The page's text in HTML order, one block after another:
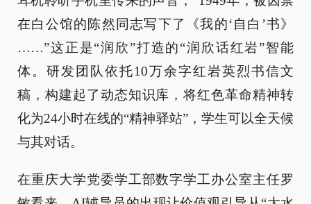
在白公馆的陈然同志写下了《我的‘自白’书》
……”这正是“润欣”打造的“润欣话红岩”智能
体。研发团队依托10万余字红岩英烈书信文
稿，构建起了动态知识库，将红色革命精神转
化为24小时在线的“精神驿站”，学生可以全天候
与其对话。
在重庆大学党委学工部数字学工办公室主任罗